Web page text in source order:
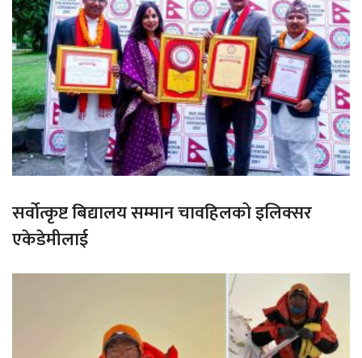
सर्वोत्कृष्ट बिद्यालय सम्मान चावहिलको इलिक्सर
एकेडेमीलाई